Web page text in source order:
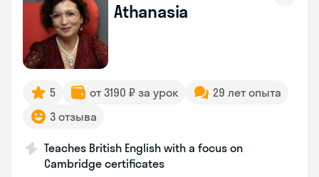
Athanasia
5 от 3190 ₽ за урок
29 лет опыта
3 отзыва
Teaches British English with a focus on
Cambridge certificates